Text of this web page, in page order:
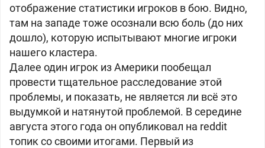
отображение статистики игроков в бою. Видно,
там на западе тоже осознали всю боль (до них
дошло), которую испытывают многие игроки
нашего кластера.
Далее один игрок из Америки пообещал
провести тщательное расследование этой
проблемы, и показать, не является ли всё это
выдумкой и натянутой проблемой. В середине
августа этого года он опубликовал на reddit
топик со своими итогами. Первый из